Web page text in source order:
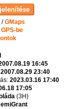
/GMaps
be
16:45
2007.08.29 23:40
2023.03.16 17:40
17:05
(3H)